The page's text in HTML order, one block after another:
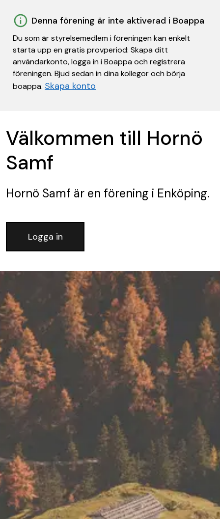
Denna förening är inte aktiverad i Boappa
Du som är styrelsemedlem i föreningen kan enkelt
starta upp en gratis provperiod: Skapa ditt
användarkonto, logga in i Boappa och registrera
föreningen. Bjud sedan in dina kollegor och börja
boappa. Skapa konto
Välkommen till Hornö
Samf
Hornö Samf är en förening i Enköping.
Logga in